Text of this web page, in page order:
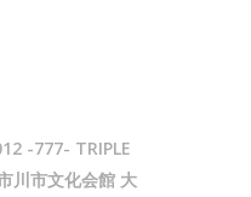
-777- TRIPLE
川市文化会館 大